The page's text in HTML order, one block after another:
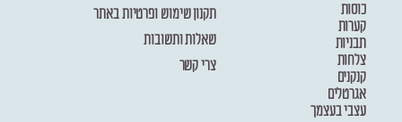
כוסות
קערות
תבניות
צלחות
קנקנים
אגרטלים
עצבי בעצמך
תקנון שימוש ופרטיות באתר
שאלות ותשובות
צרי קשר